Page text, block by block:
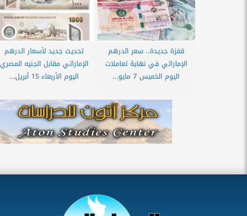
قفزة جديدة.. سعر الدرهم
الإماراتي في نهاية تعاملات
اليوم الخميس 7 مايو...
تحديث جديد لأسعار الدرهم
الإماراتي مقابل الجنيه المصري
اليوم الأربعاء 15 أبريل...